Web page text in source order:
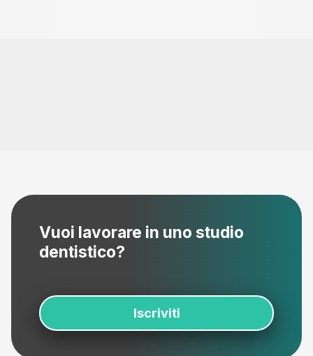
Vuoi lavorare in uno studio
dentistico?
Iscriviti